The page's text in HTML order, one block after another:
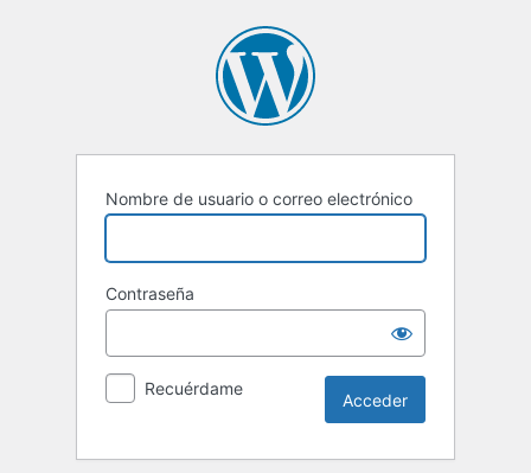
Nombre de usuario o correo electrónico
Contraseña
Recuérdame